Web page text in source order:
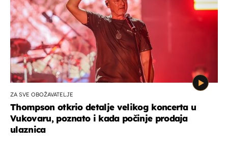
ZA SVE OBOŽAVATELJE
Thompson otkrio detalje velikog koncerta u
Vukovaru, poznato i kada počinje prodaja
ulaznica